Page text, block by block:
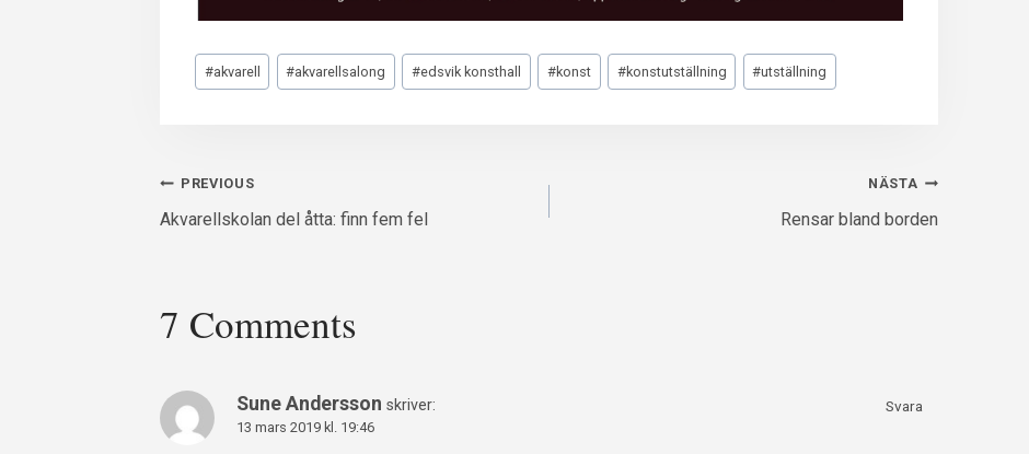
Post
Tags:
#akvarell #akvarellsalong #edsvik konsthall #konst #konstutställning #utställning
Inläggsnavigering
PREVIOUS
Akvarellskolan del åtta: finn fem fel
NÄSTA
Rensar bland borden
7 Comments
Sune Andersson skriver:
13 mars 2019 kl. 19:46
Svara